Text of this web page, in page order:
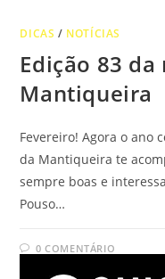
DICAS / NOTÍCIAS
Edição 83
Mantiqueira
Fevereiro! Agora o ano
da Mantiqueira te
sempre boas e
Pouso…
0 COMENTÁRIO